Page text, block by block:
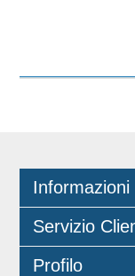
Informazioni
Servizio
Profilo